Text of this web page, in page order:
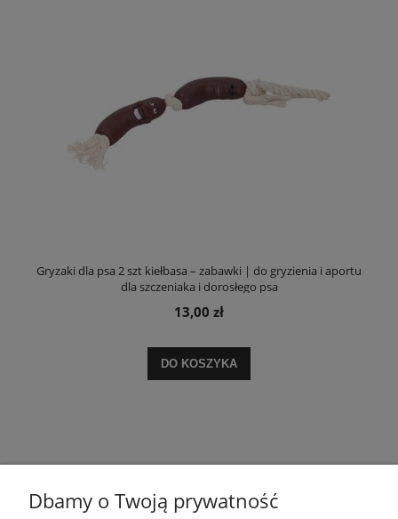
Gryzaki dla psa 2 szt kiełbasa – zabawki | do gryzienia i aportu
dla szczeniaka i dorosłego psa
13,00 zł
DO KOSZYKA
Dbamy o Twoją prywatność